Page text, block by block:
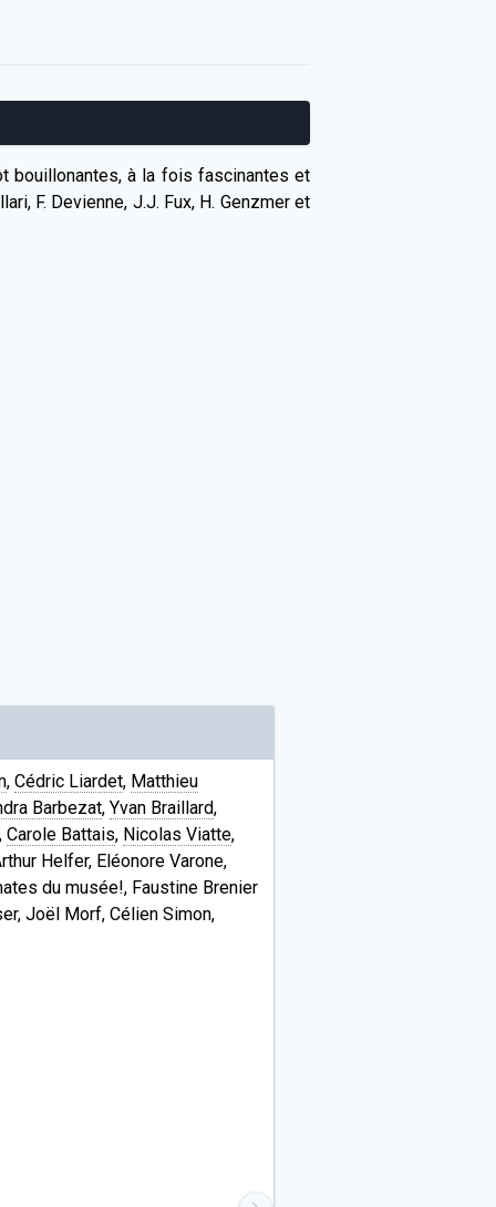
bouillonantes, à la fois fascinantes et
F. Devienne, J.J. Fux, H. Genzmer et
, Cédric Liardet, Matthieu
Barbezat, Yvan Braillard,
, Carole Battais, Nicolas Viatte,
Helfer, Eléonore Varone,
du musée!, Faustine Brenier
Joël Morf, Célien Simon,